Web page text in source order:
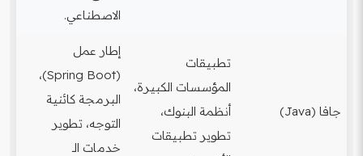
الاصطناعي.
جافا (Java)
تطبيقات
المؤسسات الكبيرة،
أنظمة البنوك،
تطوير تطبيقات
إطار عمل
(Spring Boot)،
البرمجة كائنية
التوجه، تطوير
خدمات الـ